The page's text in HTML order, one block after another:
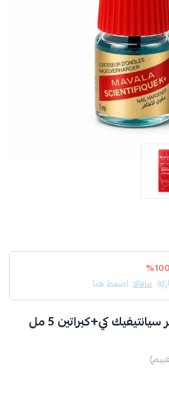
مافالا اضغط هنا
كي+كيراتين 5 مل